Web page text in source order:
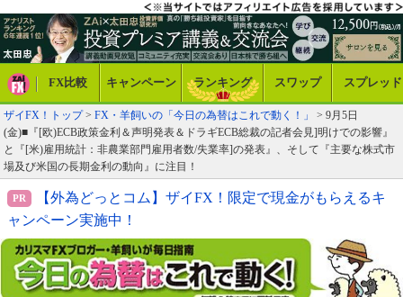
FX比較 キャンペーン ランキング スワップ スプレッド
ザイFX！トップ> FX・羊飼いの「今日の為替はこれで動く！」
> 9月5日
(金)■『[欧)ECB政策金利＆声明発表＆ドラギECB総裁の記者会見]明けでの影響』
と『[米)雇用統計：非農業部門雇用者数/失業率]の発表』、そして『主要な株式市
場及び米国の長期金利の動向』に注目！
【外為どっとコム】ザイFX！限定で現金がもらえるキ
ャンペーン実施中！